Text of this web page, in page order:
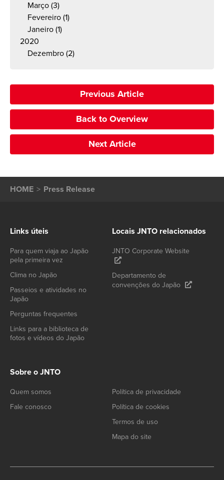
Março (3)
Fevereiro (1)
Janeiro (1)
2020
Dezembro (2)
Previous Article
Back to Overview
Next Article
HOME Press Release
Links úteis
Para quem viaja ao Japão
pela primeira vez
Clima no Japão
Passeios e atividades no
Japão
Perguntas frequentes
Links para a biblioteca de
fotos e vídeos do Japão
Locais JNTO relacionados
JNTO Corporate Website
Departamento de
convenções do Japão
Sobre o JNTO
Quem somos
Fale conosco
Política de privacidade
Política de cookies
Termos de uso
Mapa do site